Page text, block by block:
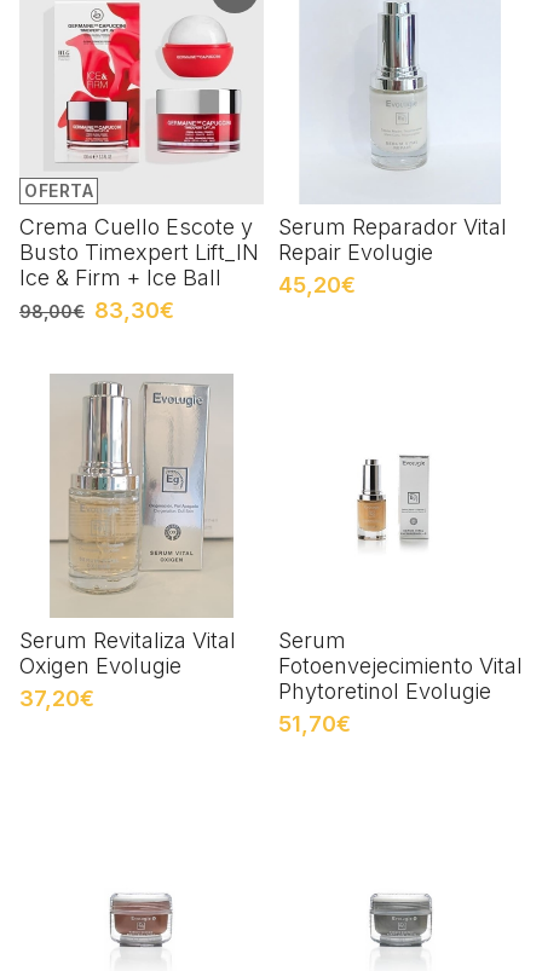
OFERTA
Crema Cuello Escote y
Busto Timexpert Lift_IN
Ice & Firm + Ice Ball
98,00€ 83,30€
Serum Reparador Vital
Repair Evolugie
45,20€
Serum Revitaliza Vital
Oxigen Evolugie
37,20€
Serum
Fotoenvejecimiento Vital
Phytoretinol Evolugie
51,70€